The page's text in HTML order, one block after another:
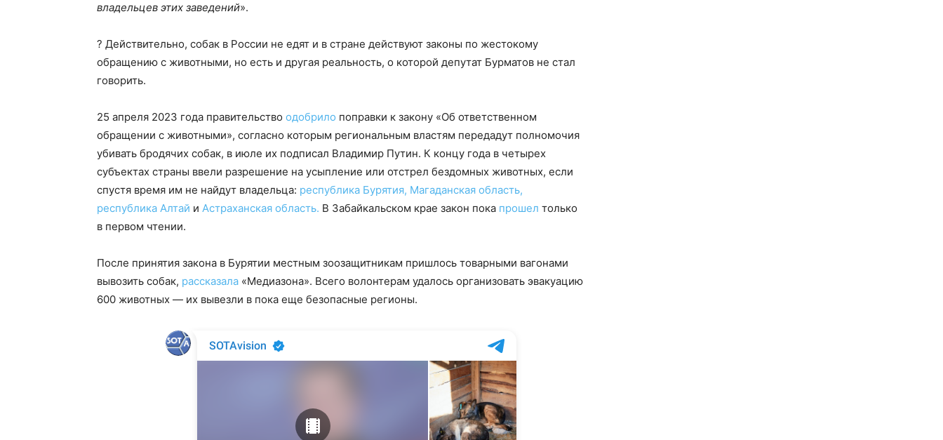
владельцев этих заведений».
? Действительно, собак в России не едят и в стране действуют законы по жестокому
обращению с животными, но есть и другая реальность, о которой депутат Бурматов не стал
говорить.
25 апреля 2023 года правительство одобрило поправки к закону «Об ответственном
обращении с животными», согласно которым региональным властям передадут полномочия
убивать бродячих собак, в июле их подписал Владимир Путин. К концу года в четырех
субъектах страны ввели разрешение на усыпление или отстрел бездомных животных, если
спустя время им не найдут владельца: республика Бурятия, Магаданская область,
республика Алтай и Астраханская область. В Забайкальском крае закон пока прошел только
в первом чтении.
После принятия закона в Бурятии местным зоозащитникам пришлось товарными вагонами
вывозить собак, рассказала «Медиазона». Всего волонтерам удалось организовать эвакуацию
600 животных — их вывезли в пока еще безопасные регионы.